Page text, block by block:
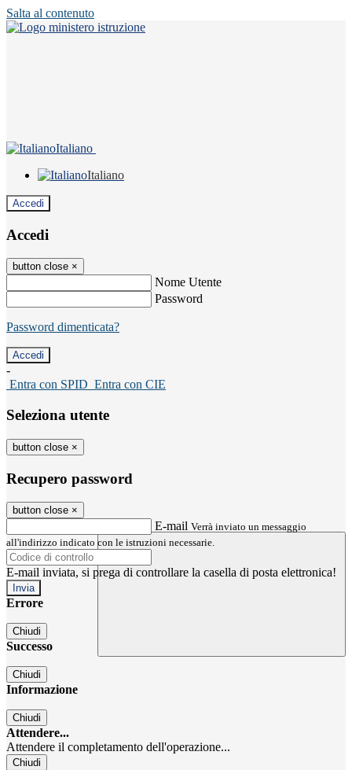
Salta al contenuto
Italiano
Italiano
Accedi
Accedi
button close ×
Nome Utente
Password
Password dimenticata?
-
Entra con SPID Entra con CIE
Seleziona utente
button close ×
Recupero password
button close ×
E-mail Verrà inviato un messaggio
all'indirizzo indicato con le istruzioni necessarie.
E-mail inviata, si prega di controllare la casella di posta elettronica!
Errore
Chiudi
Successo
Chiudi
Informazione
Chiudi
Attendere...
Attendere il completamento dell'operazione...
Chiudi